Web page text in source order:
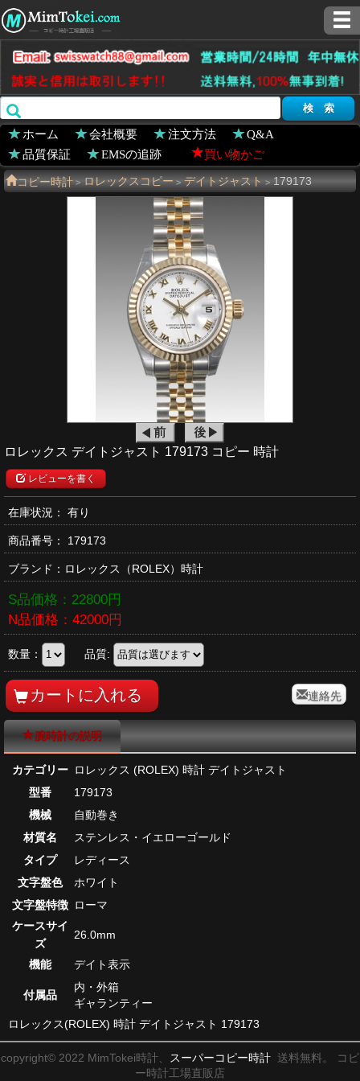
ホーム 会社概要 注文方法
Q&A
品質保証
EMSの追跡 買い物かご
コピー時計 > ロレックスコピー > デイトジャスト > 179173
ロレックス デイトジャスト 179173 コピー 時計
レビューを書く
在庫状況： 有り
商品番号： 179173
ブランド： ロレックス （ROLEX）時計
S品価格： 22800円
N品価格： 42000円
数量： 品質:
連絡先
腕時計の説明
カテゴリー ロレックス (ROLEX) 時計 デイトジャスト
型番
179173
機械
自動巻き
材質名
ステンレス・イエローゴールド
タイプ
レディース
文字盤色
ホワイト
文字盤特徴 ローマ
ケースサイ
ズ
26.0mm
機能 デイト表示
付属品
内・外箱
ギャランティー
ロレックス(ROLEX) 時計 デイトジャスト 179173
copyright© 2022 MimTokei時計、 スーパーコピー時計 送料無料。 コピ
ー時計工場直販店